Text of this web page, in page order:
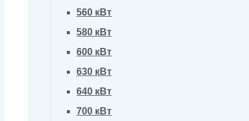
560 кВт
580 кВт
600 кВт
630 кВт
640 кВт
700 кВт